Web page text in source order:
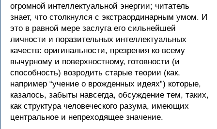
огромной интеллектуальной энергии; читатель
знает, что столкнулся с экстраординарным умом. И
это в равной мере заслуга его сильнейшей
личности и поразительных интеллектуальных
качеств: оригинальности, презрения ко всему
вычурному и поверхностному, готовности (и
способность) возродить старые теории (как,
например “учение о врожденных идеях”) которые,
казалось, забыты навсегда, обсуждение тем, таких,
как структура человеческого разума, имеющих
центральное и непреходящее значение.